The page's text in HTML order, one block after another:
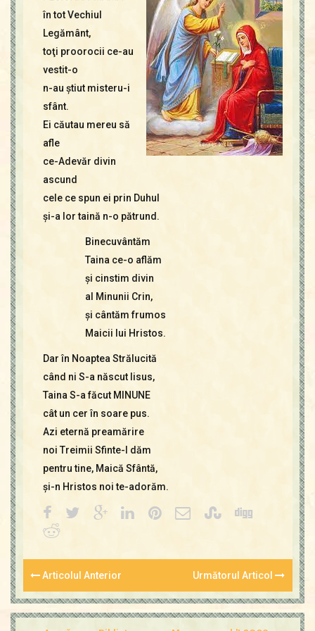
Icoane
Mărgăritare
Calendar
Glosar
Repere
Contact
în tot Vechiul
Legământ,
toţi proorocii ce-au
vestit-o
n-au ştiut misteru-i
sfânt.
Ei căutau mereu să
afle
ce-Adevăr divin
ascund
cele ce spun ei prin Duhul
şi-a lor taină n-o pătrund.
Binecuvântăm
Taina ce-o aflăm
şi cinstim divin
al Minunii Crin,
şi cântăm frumos
Maicii lui Hristos.
Dar în Noaptea Strălucită
când ni S-a născut Iisus,
Taina S-a făcut MINUNE
cât un cer în soare pus.
Azi eternă preamărire
noi Treimii Sfinte-I dăm
pentru tine, Maică Sfântă,
şi-n Hristos noi te-adorăm.
Articolul Anterior Următorul Articol